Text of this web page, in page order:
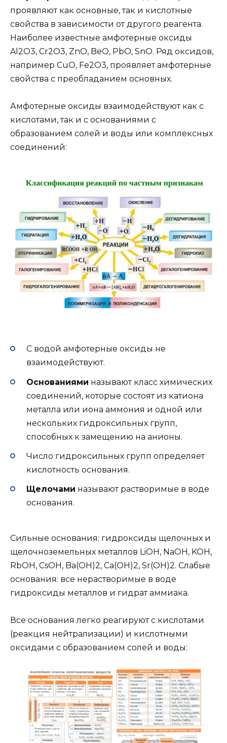
проявляют как основные, так и кислотные
свойства в зависимости от другого реагента.
Наиболее известные амфотерные оксиды
Al2O3, Cr2O3, ZnO, BeO, PbO, SnO. Ряд оксидов,
например CuО, Fe2O3, проявляет амфотерные
свойства с преобладанием основных.
Амфотерные оксиды взаимодействуют как с
кислотами, так и с основаниями с
образованием солей и воды или комплексных
соединений:
С водой амфотерные оксиды не
взаимодействуют.
Основаниями называют класс химических
соединений, которые состоят из катиона
металла или иона аммония и одной или
нескольких гидроксильных групп,
способных к замещению на анионы.
Число гидроксильных групп определяет
кислотность основания.
Щелочами называют растворимые в воде
основания.
Сильные основания: гидроксиды щелочных и
щелочноземельных металлов LiOH, NaOH, KOH,
RbOH, CsOH, Ba(OH)2, Ca(OH)2, Sr(OH)2. Слабые
основания: все нерастворимые в воде
гидроксиды металлов и гидрат аммиака.
Все основания легко реагируют с кислотами
(реакция нейтрализации) и кислотными
оксидами с образованием солей и воды: